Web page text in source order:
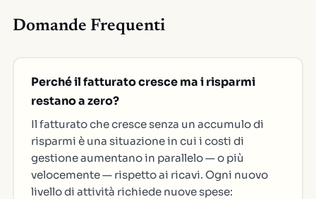
Domande Frequenti
Perché il fatturato cresce ma i risparmi
restano a zero?
Il fatturato che cresce senza un accumulo di
risparmi è una situazione in cui i costi di
gestione aumentano in parallelo — o più
velocemente — rispetto ai ricavi. Ogni nuovo
livello di attività richiede nuove spese: